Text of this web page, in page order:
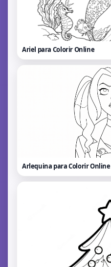
Ariel para ColorirOnline
Arlequina para ColorirOnline